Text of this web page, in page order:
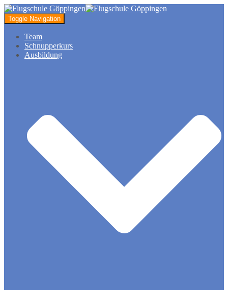
Toggle Navigation
Team
Schnupperkurs
Ausbildung